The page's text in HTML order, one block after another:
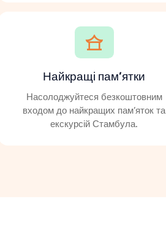
Найкращі пам’ятки
Насолоджуйтеся безкоштовним
входом до найкращих пам’яток та
екскурсій Стамбула.